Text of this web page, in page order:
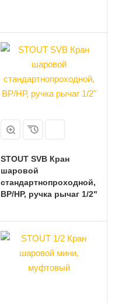
STOUT SVB Кран
шаровой
стандартнопроходной,
ВР/НР, ручка рычаг 1/2"